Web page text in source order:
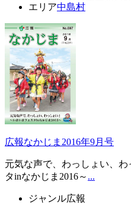
エリア中島村
広報なかじま2016年9月号
元気な声で、わっしょい、
タinなかじま2016～ ...
ジャンル広報